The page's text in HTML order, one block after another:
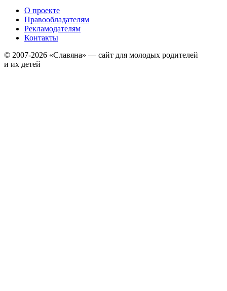
О проекте
Правообладателям
Рекламодателям
Контакты
© 2007-2026 «Славяна» — сайт для молодых родителей
и их детей